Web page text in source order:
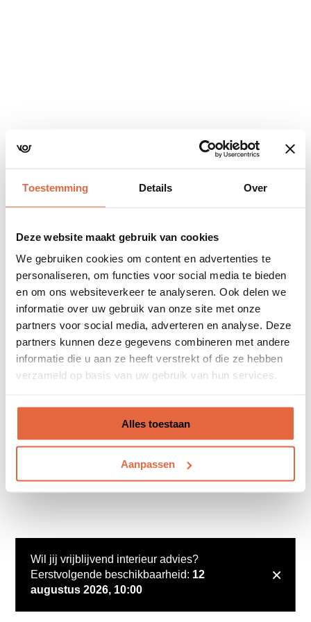
Toestemming Details Over
Deze website maakt gebruik van cookies
We gebruiken cookies om content en advertenties te
personaliseren, om functies voor social media te bieden
en om ons websiteverkeer te analyseren. Ook delen we
informatie over uw gebruik van onze site met onze
partners voor social media, adverteren en analyse. Deze
partners kunnen deze gegevens combineren met andere
informatie die u aan ze heeft verstrekt of die ze hebben
verzameld op basis van uw gebruik van hun services.
Alles toestaan
Aanpassen
Wil jij vrijblijvend interieur advies?
Eerstvolgende beschikbaarheid: 12
augustus 2026, 10:00
×